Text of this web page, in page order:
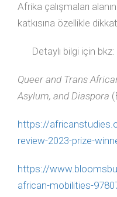
Afrika çalışmaları
katkısına özellikle
Detaylı bilgi için bkz:
Queer and Trans
Asylum, and Diaspora
https://
review-2023-prize-
https://
african-mobilities-